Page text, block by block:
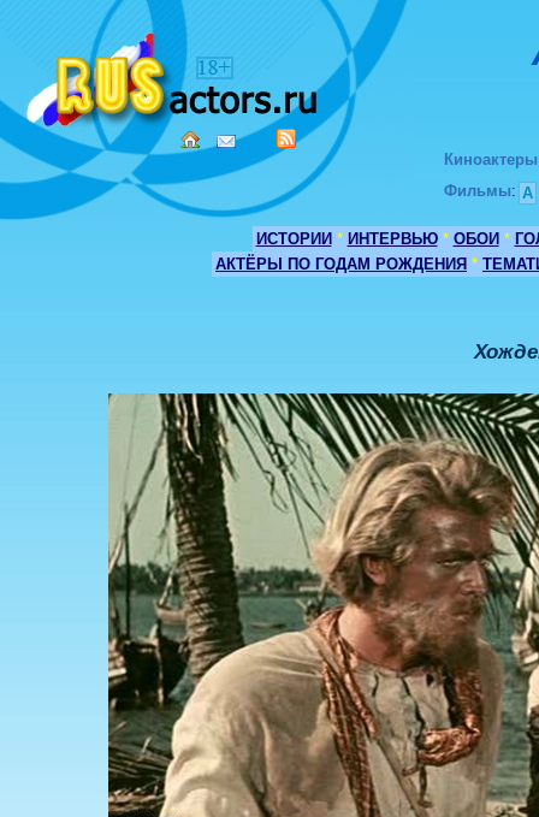
Киноактеры
Фильмы: А
ИСТОРИИ * ИНТЕРВЬЮ * ОБОИ *
АКТЁРЫ ПО ГОДАМ РОЖДЕНИЯ *